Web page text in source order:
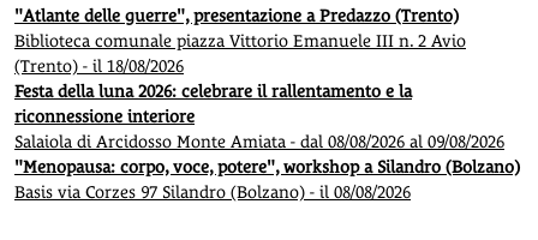
"Atlante delle guerre", presentazione a Predazzo (Trento)
Biblioteca comunale piazza Vittorio Emanuele III n. 2 Avio
(Trento) - il 18/08/2026
Festa della luna 2026: celebrare il rallentamento e la
riconnessione interiore
Salaiola di Arcidosso Monte Amiata - dal 08/08/2026 al 09/08/2026
"Menopausa: corpo, voce, potere", workshop a Silandro (Bolzano)
Basis via Corzes 97 Silandro (Bolzano) - il 08/08/2026